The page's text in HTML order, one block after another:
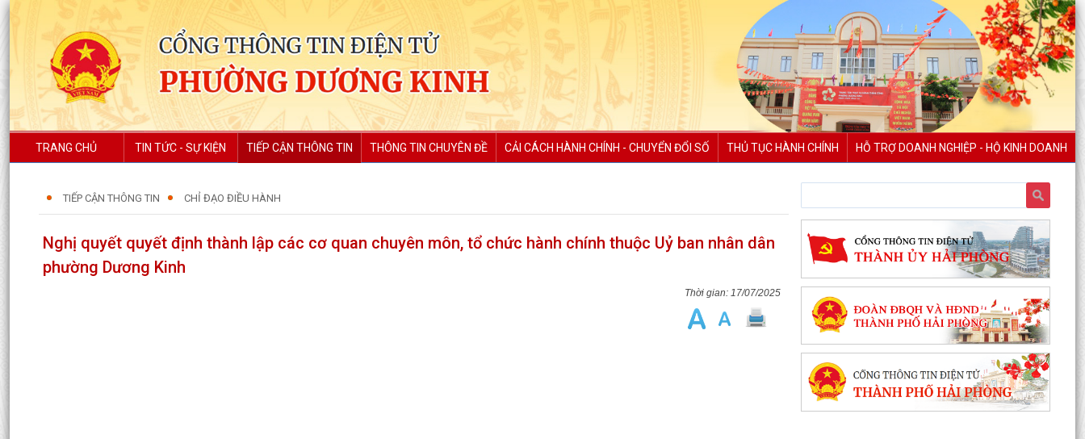
TRANG CHỦ TIN TỨC - SỰ KIỆN TIẾP CẬN THÔNG TIN THÔNG TIN CHUYÊN ĐỀ CẢI CÁCH HÀNH CHÍNH - CHUYỂN ĐỔI SỐ THỦ TỤC HÀNH CHÍNH HỖ TRỢ DOANH NGHIỆP - HỘ KINH DOANH
TIẾP CẬN THÔNG TIN CHỈ ĐẠO ĐIỀU HÀNH
Nghị quyết quyết định thành lập các cơ quan chuyên môn, tổ chức hành chính thuộc Uỷ ban nhân dân
phường Dương Kinh
17/07/2025